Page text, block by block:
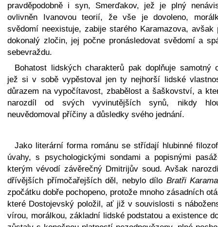
pravděpodobně i syn, Smerďakov, jež je plný
ovlivněn Ivanovou teorií, že vše je dovoleno,
svědomí neexistuje, zabije starého Karamazova, avšak
dokonalý zločin, jej počne pronásledovat svědomí a
sebevraždu.
Bohatost lidských charakterů pak doplňuje samotný
jež si v sobě vypěstoval jen ty nejhorší lidské
důrazem na vypočítavost, zbabělost a šaškovství, a
narozdíl od svých vyvinutějších synů, nikdy
neuvědomoval příčiny a důsledky svého jednání.
Jako literární forma románu se střídají hlubinné
úvahy, s psychologickými sondami a popisnými
kterým vévodí závěrečný Dmitrijův soud. Avšak
dřívějších přímočařejších děl, nebylo dílo Bratři
zpočátku dobře pochopeno, protože mnoho zásadních
které Dostojevský položil, ať již v souvislosti s
vírou, morálkou, základní lidské podstatou a existence